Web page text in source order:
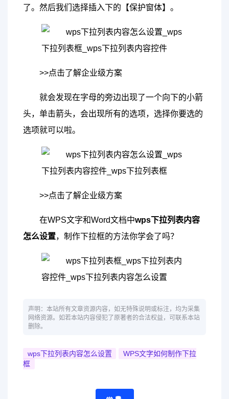
了。然后我们选择插入下的【保护窗体】。
>>点击了解企业级方案
就会发现在字母的旁边出现了一个向下的小箭
头，单击箭头，会出现所有的选项，选择你要选的
选项就可以啦。
>>点击了解企业级方案
在WPS文字和Word文档中wps下拉列表内容
怎么设置，制作下拉框的方法你学会了吗？
声明：本站所有文章资源内容，如无特殊说明或标注，均为采集
网络资源。如若本站内容侵犯了原著者的合法权益，可联系本站
删除。
wps下拉列表内容怎么设置
WPS文字如何制作下拉
框